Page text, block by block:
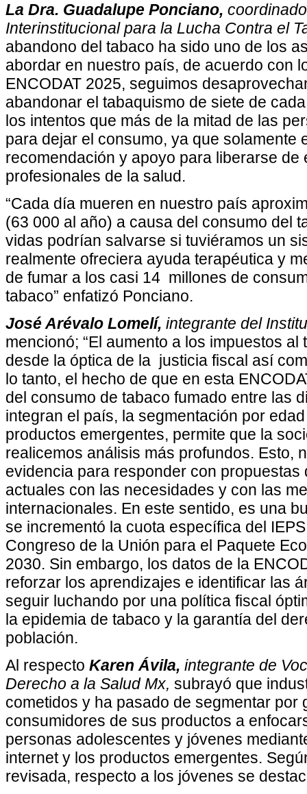
La Dra. Guadalupe Ponciano,
Interinstitucional para la Lucha Contra el
abandono del tabaco ha sido uno de los
abordar en nuestro país, de acuerdo con
ENCODAT 2025, seguimos
abandonar el tabaquismo de siete de
los intentos que más de la mitad de las
para dejar el consumo, ya que solamente
recomendación y apoyo para liberarse de
profesionales de la salud.
“Cada día mueren en nuestro país
(63 000 al año) a causa del consumo del
vidas podrían salvarse si tuviéramos un
realmente ofreciera ayuda terapéutica y
de fumar a los casi 14 millones de
tabaco” enfatizó Ponciano.
José Arévalo Lomelí, integrante del
mencionó; “El aumento a los impuestos
desde la óptica de la justicia fiscal así
lo tanto, el hecho de que en esta
del consumo de tabaco fumado entre las
integran el país, la segmentación por
productos emergentes, permite que la
realicemos análisis más profundos. Esto,
evidencia para responder con propuestas
actuales con las necesidades y con las
internacionales. En este sentido, es una
se incrementó la cuota específica del
Congreso de la Unión para el Paquete
2030. Sin embargo, los datos de la
reforzar los aprendizajes e identificar las
seguir luchando por una política fiscal
la epidemia de tabaco y la garantía del
población.
Al respecto Karen Ávila, integrante de
Derecho a la Salud Mx, subrayó que
cometidos y ha pasado de segmentar por
consumidores de sus productos a
personas adolescentes y jóvenes
internet y los productos emergentes.
revisada, respecto a los jóvenes se